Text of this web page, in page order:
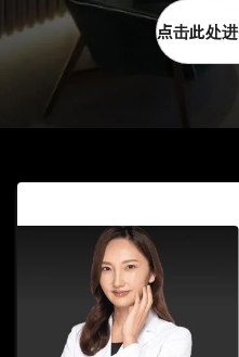
点击此处